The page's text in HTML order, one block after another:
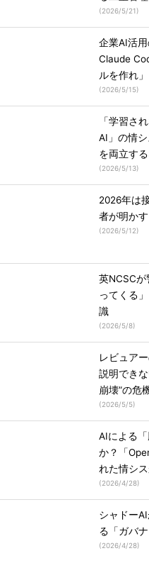
(2026/5/21)
企業AI活
Claude
ルを作れ
(2026/5/15)
「学習さ
AI」の情
を両立す
(2026/5/13)
2026年は
者が明か
(2026/5/12)
英NCSC
ってくる
識
(2026/5/8)
レビュア
説明でき
崩壊”の危
(2026/5/5)
AIによる
か？「
れた情シ
(2026/4/28)
シャドー
る「ガバ
(2026/4/28)